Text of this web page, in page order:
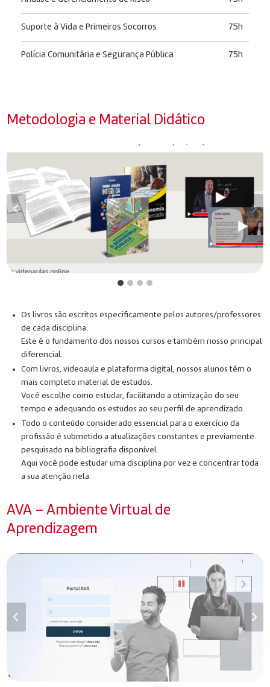
Suporte à Vida e Primeiros Socorros 75h
Polícia Comunitária e Segurança Pública 75h
Metodologia e Material Didático
Os livros são escritos especificamente pelos autores/professores
de cada disciplina.
Este é o fundamento dos nossos cursos e também nosso principal
diferencial.
Com livros, videoaula e plataforma digital, nossos alunos têm o
mais completo material de estudos.
Você escolhe como estudar, facilitando a otimização do seu
tempo e adequando os estudos ao seu perfil de aprendizado.
Todo o conteúdo considerado essencial para o exercício da
profissão é submetido a atualizações constantes e previamente
pesquisado na bibliografia disponível.
Aqui você pode estudar uma disciplina por vez e concentrar toda
a sua atenção nela.
AVA – Ambiente Virtual de
Aprendizagem